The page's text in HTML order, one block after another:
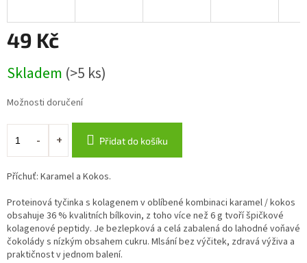
49 Kč
cena:
Skladem (>5 ks)
Možnosti doručení
Přidat do košíku
Příchuť: Karamel a Kokos.
Proteinová tyčinka s kolagenem v oblíbené kombinaci karamel / kokos
obsahuje 36 % kvalitních bílkovin, z toho více než 6 g tvoří špičkové
kolagenové peptidy. Je bezlepková a celá zabalená do lahodné voňavé
čokolády s nízkým obsahem cukru. Mlsání bez výčitek, zdravá výživa a
praktičnost v jednom balení.